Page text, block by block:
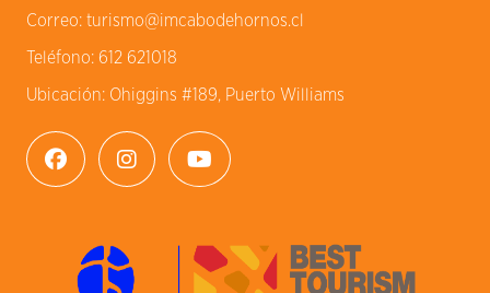
Correo: turismo@imcabodehornos.cl
Teléfono: 612 621018
Ubicación: Ohiggins #189, Puerto Williams